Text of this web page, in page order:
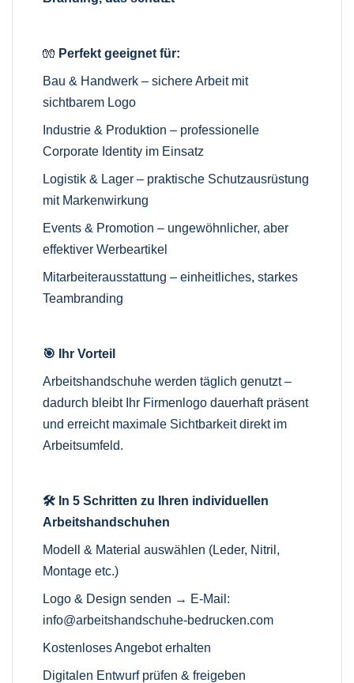
🧤 Perfekt geeignet für:
Bau & Handwerk – sichere Arbeit mit
sichtbarem Logo
Industrie & Produktion – professionelle
Corporate Identity im Einsatz
Logistik & Lager – praktische Schutzausrüstung
mit Markenwirkung
Events & Promotion – ungewöhnlicher, aber
effektiver Werbeartikel
Mitarbeiterausstattung – einheitliches, starkes
Teambranding
🎯 Ihr Vorteil
Arbeitshandschuhe werden täglich genutzt –
dadurch bleibt Ihr Firmenlogo dauerhaft präsent
und erreicht maximale Sichtbarkeit direkt im
Arbeitsumfeld.
🛠️ In 5 Schritten zu Ihren individuellen
Arbeitshandschuhen
Modell & Material auswählen (Leder, Nitril,
Montage etc.)
Logo & Design senden → E-Mail:
info@arbeitshandschuhe-bedrucken.com
Kostenloses Angebot erhalten
Digitalen Entwurf prüfen & freigeben